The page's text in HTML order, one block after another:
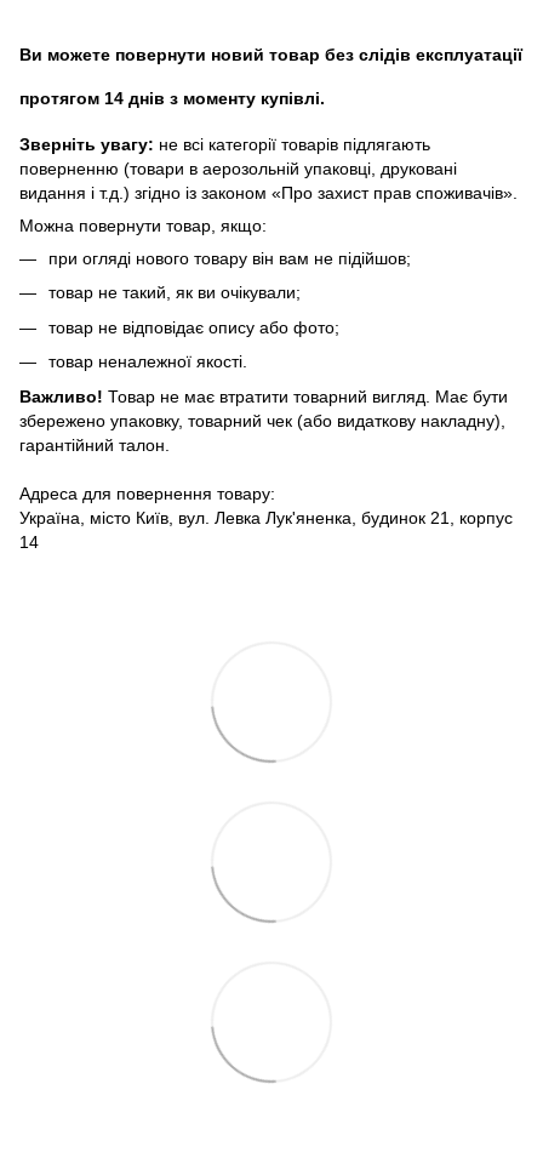
Ви можете повернути новий товар без слідів експлуатації
протягом 14 днів з моменту купівлі.
Зверніть увагу: не всі категорії товарів підлягають
поверненню (товари в аерозольній упаковці, друковані
видання і т.д.) згідно із законом «Про захист прав споживачів».
Можна повернути товар, якщо:
при огляді нового товару він вам не підійшов;
товар не такий, як ви очікували;
товар не відповідає опису або фото;
товар неналежної якості.
Важливо! Товар не має втратити товарний вигляд. Має бути
збережено упаковку, товарний чек (або видаткову накладну),
гарантійний талон.
Адреса для повернення товару:
Україна, місто Київ, вул. Левка Лук'яненка, будинок 21, корпус
14